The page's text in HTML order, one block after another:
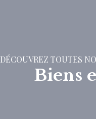
DÉCOUVREZ TOUTES
Biens